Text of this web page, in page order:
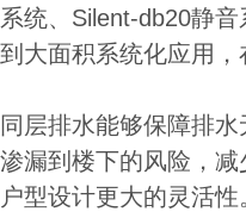
系统、Silent-db20静
到大面积系统化应用，
同层排水能够保障排
渗漏到楼下的风险，
户型设计更大的灵活